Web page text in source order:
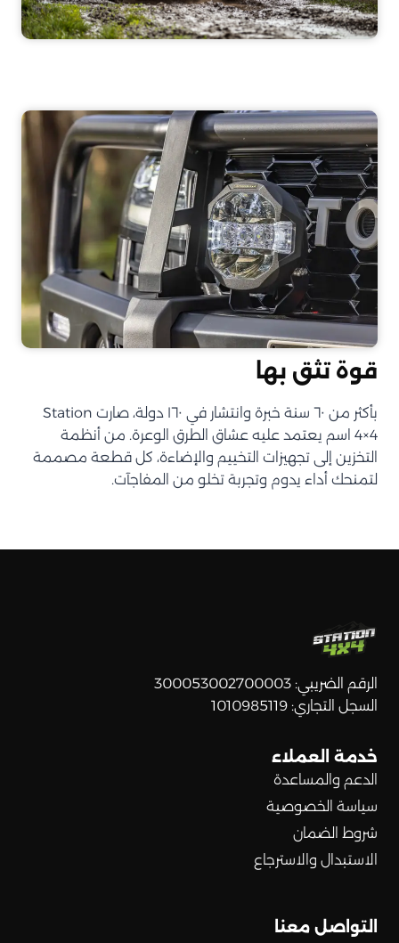
قوة تثق بها
بأكثر من ٦٠ سنة خبرة وانتشار في ١٦٠ دولة، صارت Station
4×4 اسم يعتمد عليه عشاق الطرق الوعرة. من أنظمة
التخزين إلى تجهيزات التخييم والإضاءة، كل قطعة مصممة
لتمنحك أداء يدوم وتجربة تخلو من المفاجآت.
الرقم الضريبي: 300053002700003
السجل التجاري: 1010985119
خدمة العملاء
الدعم والمساعدة
سياسة الخصوصية
شروط الضمان
الاستبدال والاسترجاع
التواصل معنا